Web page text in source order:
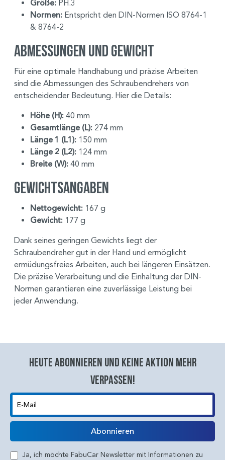
Größe: PH.3
Normen: Entspricht den DIN-Normen ISO 8764-1
& 8764-2
Abmessungen und Gewicht
Für eine optimale Handhabung und präzise Arbeiten
sind die Abmessungen des Schraubendrehers von
entscheidender Bedeutung. Hier die Details:
Höhe (H): 40 mm
Gesamtlänge (L): 274 mm
Länge 1 (L1): 150 mm
Länge 2 (L2): 124 mm
Breite (W): 40 mm
Gewichtsangaben
Nettogewicht: 167 g
Gewicht: 177 g
Dank seines geringen Gewichts liegt der
Schraubendreher gut in der Hand und ermöglicht
ermüdungsfreies Arbeiten, auch bei längeren Einsätzen.
Die präzise Verarbeitung und die Einhaltung der DIN-
Normen garantieren eine zuverlässige Leistung bei
jeder Anwendung.
Heute abonnieren und keine aktion mehr
verpassen!
E-Mail
Abonnieren
Ja, ich möchte FabuCar Newsletter mit Informationen zu